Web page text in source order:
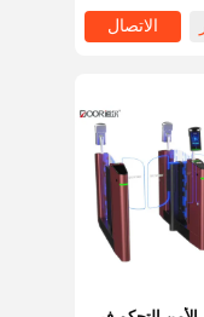
الاتصال